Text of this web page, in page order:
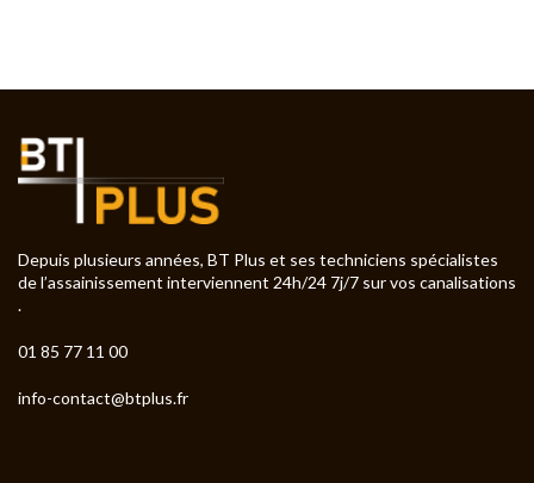
Depuis plusieurs années, BT Plus et ses techniciens spécialistes
de l’assainissement interviennent 24h/24 7j/7 sur vos canalisations
.
01 85 77 11 00
info-contact@btplus.fr